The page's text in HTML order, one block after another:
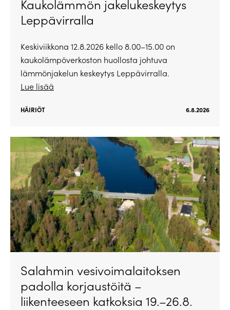
Kaukolämmön jakelukeskeytys
Leppävirralla
Keskiviikkona 12.8.2026 kello 8.00–15.00 on
kaukolämpöverkoston huollosta johtuva
lämmönjakelun keskeytys Leppävirralla.
Lue lisää
HÄIRIÖT 6.8.2026
Salahmin vesivoimalaitoksen
padolla korjaustöitä –
liikenteeseen katkoksia 19.–26.8.